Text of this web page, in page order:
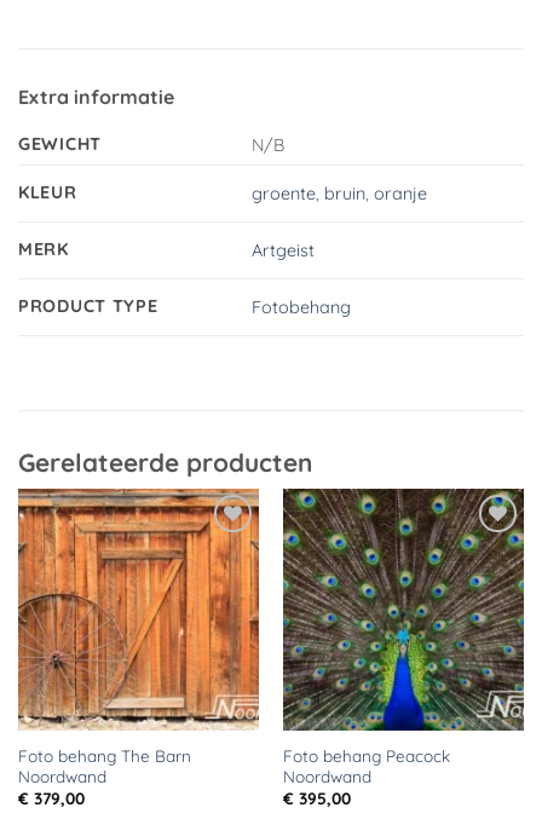
Extra informatie
GEWICHT N/B
KLEUR groente, bruin,oranje
MERK Artgeist
PRODUCT TYPE Fotobehang
Gerelateerde producten
Toevoegen
aan
verlanglijst
Foto behang The Barn
Noordwand
€ 379,00
Toevoegen
aan
verlanglijst
Foto behang Peacock
Noordwand
€ 395,00